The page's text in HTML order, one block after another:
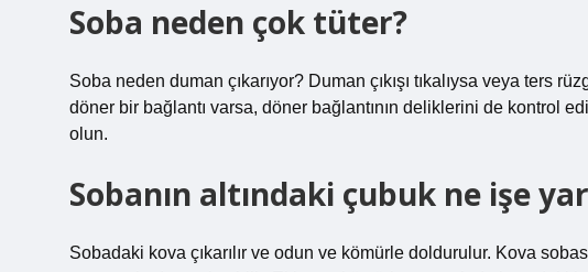
Soba neden çok tüter?
Soba neden duman çıkarıyor? Duman çıkışı tıkalıysa veya ters
döner bir bağlantı varsa, döner bağlantının deliklerini de kontrol
olun.
Sobanın altındaki çubuk ne işe
Sobadaki kova çıkarılır ve odun ve kömürle doldurulur. Kova